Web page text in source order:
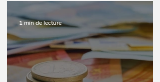
1 min de lecture